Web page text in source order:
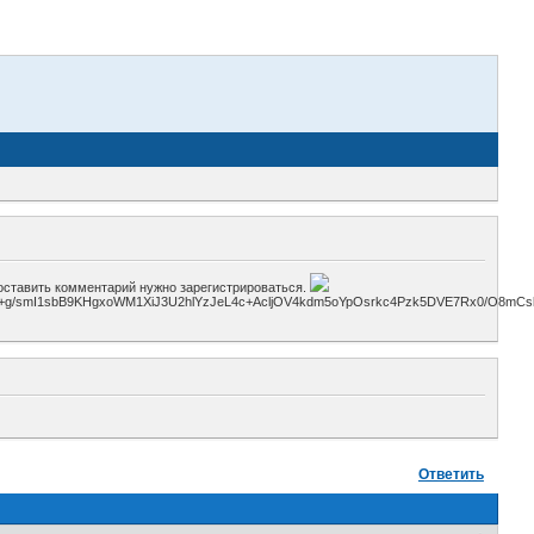
комментарий нужно зарегистрироваться.
Ответить